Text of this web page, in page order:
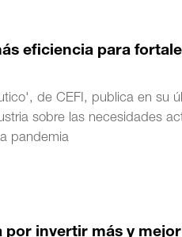
eficiencia para
de CEFI, publica en su
sobre las necesidades
pandemia
invertir más y